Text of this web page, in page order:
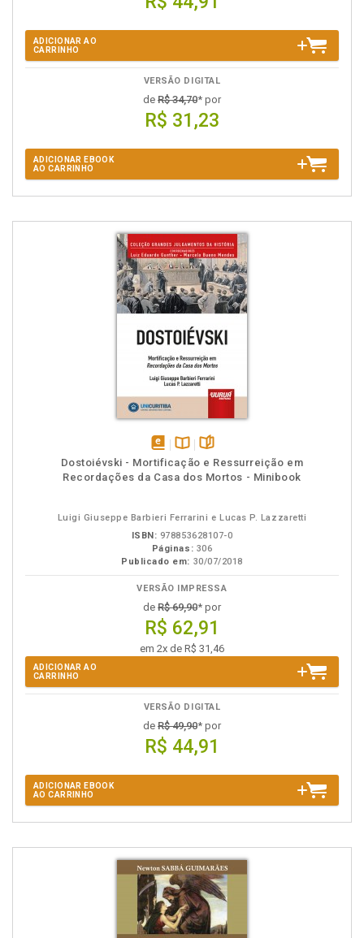
ADICIONAR AO
CARRINHO
VERSÃO DIGITAL
de R$ 34,70* por
R$ 31,23
ADICIONAR EBOOK
AO CARRINHO
disponível
em
Disponível
na
páginas
Dostoiévski - Mortificação e Ressurreição em
Recordações da Casa dos Mortos - Minibook
Luigi Giuseppe Barbieri Ferrarini e Lucas P. Lazzaretti
ISBN: 978853628107-0
Páginas: 306
Publicado em: 30/07/2018
VERSÃO IMPRESSA
de R$ 69,90* por
R$ 62,91
em 2x de R$ 31,46
ADICIONAR AO
CARRINHO
VERSÃO DIGITAL
de R$ 49,90* por
R$ 44,91
ADICIONAR EBOOK
AO CARRINHO